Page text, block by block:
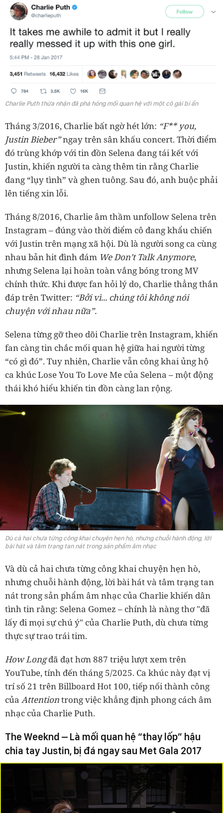
Charlie Puth thừa nhận đã phá hỏng mối quan hệ với một cô gái bí ẩn
Tháng 3/2016, Charlie bất ngờ hét lớn: “F** you,
Justin Bieber”ngay trên sân khấu concert. Thời điểm
đó trùng khớp với tin đồn Selena đang tái kết với
Justin, khiến người ta càng thêm tin rằng Charlie
đang “lụy tình” và ghen tuông. Sau đó, anh buộc phải
lên tiếng xin lỗi.
Tháng 8/2016, Charlie âm thầm unfollow Selena trên
Instagram – đúng vào thời điểm cô đang khẩu chiến
với Justin trên mạng xã hội. Dù là người song ca cùng
nhau bản hit đình đám We Don’t Talk Anymore,
nhưng Selena lại hoàn toàn vắng bóng trong MV
chính thức. Khi được fan hỏi lý do, Charlie thẳng thắn
đáp trên Twitter: “Bởi vì... chúng tôi không nói
chuyện với nhau nữa”.
Selena từng gỡ theo dõi Charlie trên Instagram, khiến
fan càng tin chắc mối quan hệ giữa hai người từng
“có gì đó”. Tuy nhiên, Charlie vẫn công khai ủng hộ
ca khúc Lose You To Love Me của Selena – một động
thái khó hiểu khiến tin đồn càng lan rộng.
Dù cả hai chưa từng công khai chuyện hẹn hò, nhưng chuỗi hành động, lời
bài hát và tâm trạng tan nát trong sản phẩm âm nhạc
Và dù cả hai chưa từng công khai chuyện hẹn hò,
nhưng chuỗi hành động, lời bài hát và tâm trạng tan
nát trong sản phẩm âm nhạc của Charlie khiến dân
tình tin rằng: Selena Gomez – chính là nàng thơ "đã
lấy đi mọi sự chú ý" của Charlie Puth, dù chưa từng
thực sự trao trái tim.
How Longđã đạt hơn 887 triệu lượt xem trên
YouTube, tính đến tháng 5/2025. Ca khúc này đạt vị
trí số 21 trên Billboard Hot 100, tiếp nối thành công
của Attentiontrong việc khẳng định phong cách âm
nhạc của Charlie Puth.
The Weeknd – Là mối quan hệ “thay lốp” hậu
chia tay Justin, bị đá ngay sau Met Gala 2017